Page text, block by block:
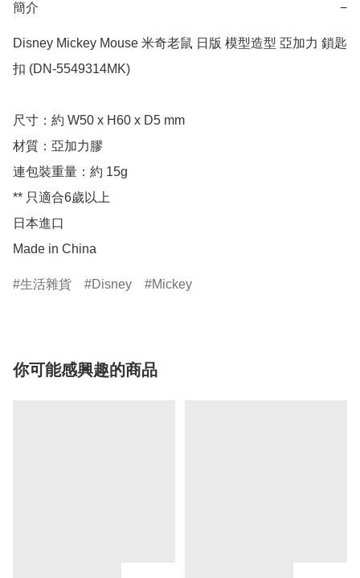
簡介 −
Disney Mickey Mouse 米奇老鼠 日版 模型造型 亞加力 鎖匙
扣 (DN-5549314MK)
尺寸：約 W50 x H60 x D5 mm
材質：亞加力膠
連包裝重量：約 15g
** 只適合6歲以上
日本進口
Made in China
生活雜貨 Disney Mickey
你可能感興趣的商品